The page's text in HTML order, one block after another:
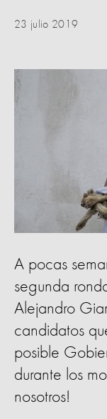
23 julio 2019
A pocas
segunda
Alejandro
candidatos
posible
durante los
nosotros!